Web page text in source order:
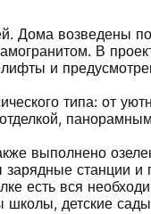
Дома возведены
В
и
типа: от
выполнено
станции и
есть вся
школы, детские